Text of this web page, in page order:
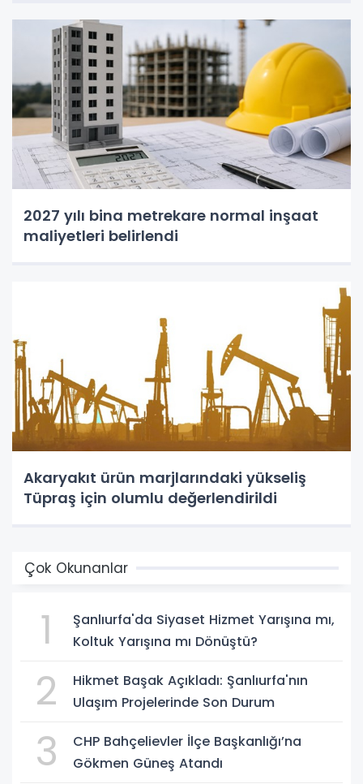
2027 yılı bina metrekare normal inşaat
maliyetleri belirlendi
Akaryakıt ürün marjlarındaki yükseliş
Tüpraş için olumlu değerlendirildi
Çok Okunanlar
1
Şanlıurfa'da Siyaset Hizmet Yarışına mı,
Koltuk Yarışına mı Dönüştü?
2
Hikmet Başak Açıkladı: Şanlıurfa'nın
Ulaşım Projelerinde Son Durum
3
CHP Bahçelievler İlçe Başkanlığı’na
Gökmen Güneş Atandı